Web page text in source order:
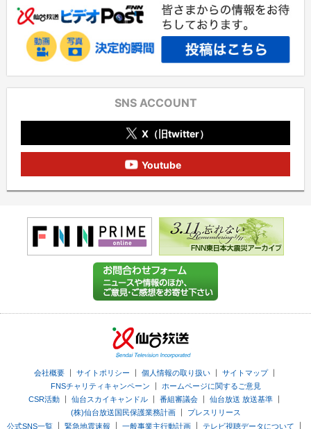
SNS ACCOUNT
X（旧twitter）
Youtube
会社概要｜ サイトポリシー ｜ 個人情報の取り扱い｜ サイトマップ｜
FNSチャリティキャンペーン
ホームページに関するご意見
CSR活動
仙台スカイキャンドル 番組審議会 仙台放送 放送基準
(株)仙台放送国民保護業務計画｜
プレスリリース
公式SNS一覧
緊急地震速報 一般事業主行動計画 テレビ視聴データについて